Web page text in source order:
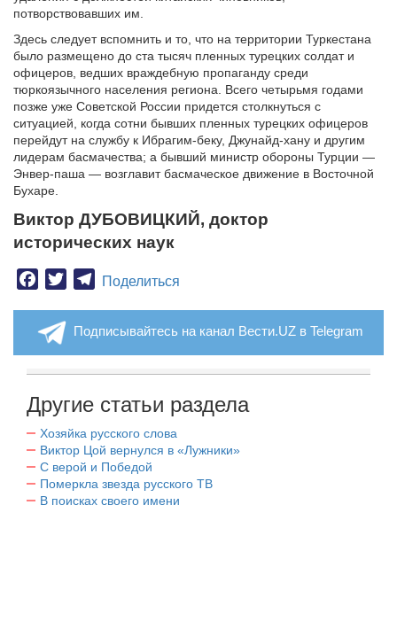
потворствовавших им.
Здесь следует вспомнить и то, что на территории Туркестана
было размещено до ста тысяч пленных турецких солдат и
офицеров, ведших враждебную пропаганду среди
тюркоязычного населения региона. Всего четырьмя годами
позже уже Советской России придется столкнуться с
ситуацией, когда сотни бывших пленных турецких офицеров
перейдут на службу к Ибрагим-беку, Джунайд-хану и другим
лидерам басмачества; а бывший министр обороны Турции —
Энвер-паша — возглавит басмаческое движение в Восточной
Бухаре.
Виктор ДУБОВИЦКИЙ, доктор
исторических наук
Facebook
TwitterTelegram
Поделиться
Подписывайтесь на канал Вести.UZ в Telegram
Другие статьи раздела
Хозяйка русского слова
Виктор Цой вернулся в «Лужники»
С верой и Победой
Померкла звезда русского ТВ
В поисках своего имени